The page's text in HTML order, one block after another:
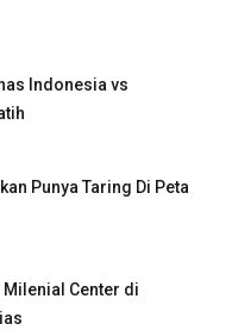
Indonesia vs
Punya Taring Di Peta
Center di